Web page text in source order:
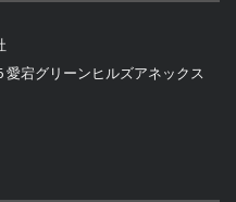
宕グリーンヒルズアネックス